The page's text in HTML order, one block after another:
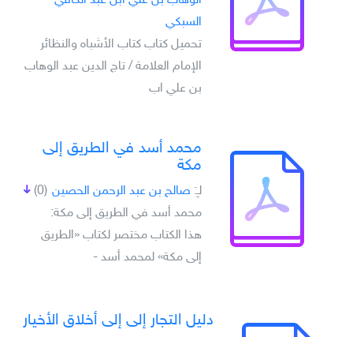
السبكي
تحميل كتاب كتاب الأشباه والنظائر
الإمام العلامة / تاج الدين عبد الوهاب
بن علي اب
محمد أسد في الطريق إلى
مكة
(0) لـِ: صالح بن عبد الرحمن الحصين
محمد أسد في الطريق إلى مكة:
هذا الكتاب مختصر لكتاب «الطريق
إلى مكة» لمحمد أسد -
دليل التجار إلى إلى أخلاق الأخيار